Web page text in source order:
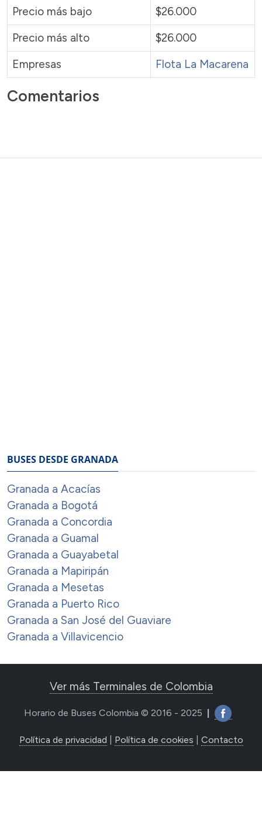
Precio más bajo
$26.000
Precio más alto
$26.000
Empresas
Flota La Macarena
Comentarios
BUSES DESDE GRANADA
Granada a Acacías
Granada a Bogotá
Granada a Concordia
Granada a Guamal
Granada a Guayabetal
Granada a Mapiripán
Granada a Mesetas
Granada a Puerto Rico
Granada a San José del Guaviare
Granada a Villavicencio
Ver más Terminales de Colombia
Horario de Buses Colombia © 2016 - 2025
Política de privacidad Política de cookies Contacto